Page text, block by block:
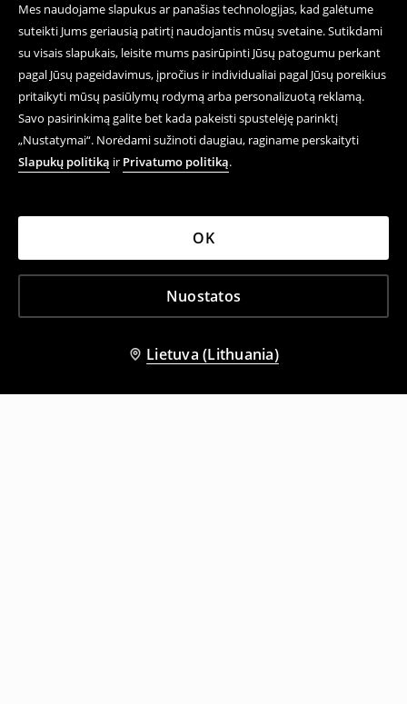
Mes naudojame slapukus ar panašias technologijas, kad galėtume
suteikti Jums geriausią patirtį naudojantis mūsų svetaine. Sutikdami
su visais slapukais, leisite mums pasirūpinti Jūsų patogumu perkant
pagal Jūsų pageidavimus, įpročius ir individualiai pagal Jūsų poreikius
pritaikyti mūsų pasiūlymų rodymą arba personalizuotą reklamą.
Savo pasirinkimą galite bet kada pakeisti spustelėję parinktį
„Nustatymai“. Norėdami sužinoti daugiau, raginame perskaityti
Slapukų politiką ir Privatumo politiką.
Nuostatos
OK
Lietuva (Lithuania)